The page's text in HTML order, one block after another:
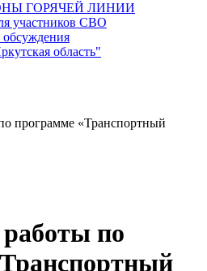
ГОРЯЧЕЙ ЛИНИИ
участников СВО
область"
программе «Транспортный
по